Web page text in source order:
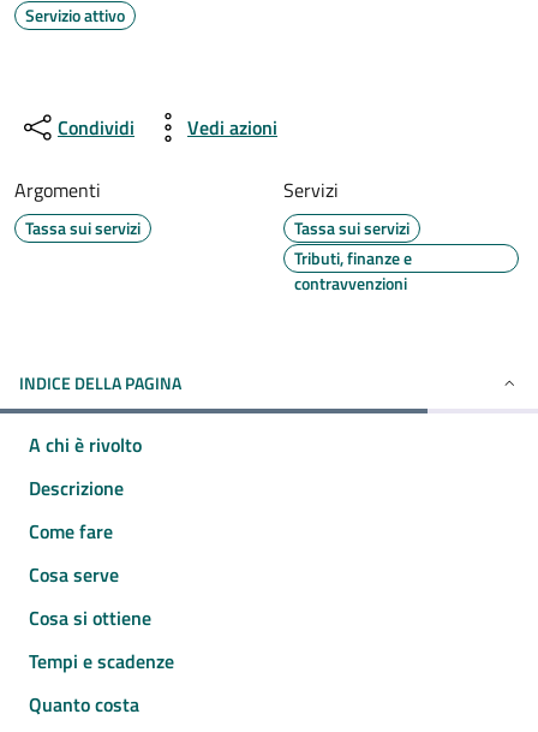
Servizio attivo
Condividi Vedi azioni
Argomenti
Tassa sui servizi
Servizi
Tassa sui servizi
Tributi, finanze e
contravvenzioni
INDICE DELLA PAGINA
A chi è rivolto
Descrizione
Come fare
Cosa serve
Cosa si ottiene
Tempi e scadenze
Quanto costa